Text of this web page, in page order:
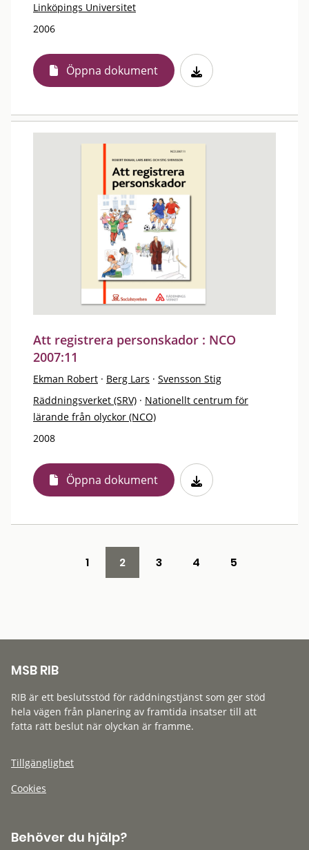
Linköpings Universitet
2006
Öppna dokument
Att registrera personskador : NCO
2007:11
Ekman Robert · Berg Lars · Svensson Stig
Räddningsverket (SRV) · Nationellt centrum för
lärande från olyckor (NCO)
2008
Öppna dokument
1 2 3 4 5
MSB RIB
RIB är ett beslutsstöd för räddningstjänst som ger stöd
hela vägen från planering av framtida insatser till att
fatta rätt beslut när olyckan är framme.
Tillgänglighet
Cookies
Behöver du hjälp?